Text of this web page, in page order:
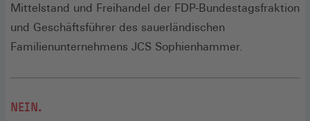
Mittelstand und Freihandel der FDP-Bundestagsfraktion
und Geschäftsführer des sauerländischen
Familienunternehmens JCS Sophienhammer.
NEIN.